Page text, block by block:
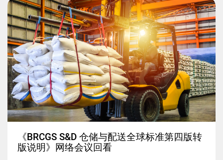
《BRCGS S&D 仓储与配送全球标准第四版转
版说明》网络会议回看